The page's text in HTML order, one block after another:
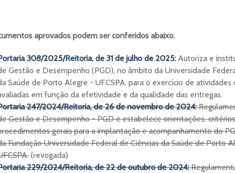
aprovados podem ser conferidos abaixo.
308/2025/Reitoria, de 31 de julho de 2025: Autoriza e
Gestão e Desempenho (PGD), no âmbito da Universidade
Saúde de Porto Alegre - UFCSPA, para o exercício de atividades
em função da efetividade e da qualidade das entregas.
247/2024/Reitoria, de 26 de novembro de 2024:
Gestão e Desempenho - PGD e estabelece orientações,
gerais para a implantação e acompanhamento do
Fundação Universidade Federal de Ciências da Saúde de Porto
(revogada)
229/2024/Reitoria, de 22 de outubro de 2024: